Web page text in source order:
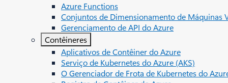
Azure Functions
Conjuntos de Dimensionamento de Máquinas
Gerenciamento de API do Azure
Contêineres
Aplicativos de Contêiner do Azure
Serviço de Kubernetes do Azure (AKS)
O Gerenciador de Frota de Kubernetes do